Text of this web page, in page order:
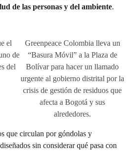
de las personas y del ambiente.
el
de
del
Greenpeace Colombia lleva un
“Basura Móvil” a la Plaza de
Bolívar para hacer un llamado
urgente al gobierno distrital por la
crisis de gestión de residuos que
afecta a Bogotá y sus
alrededores.
que circulan por góndolas y
sin considerar qué pasa con